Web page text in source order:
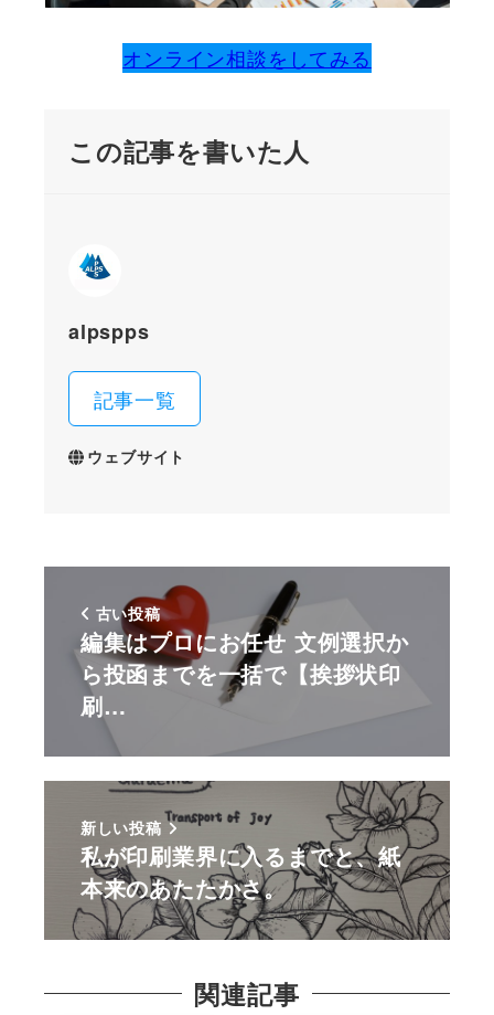
オンライン相談をしてみる
この記事を書いた人
alpspps
記事一覧
ウェブサイト
古い投稿
編集はプロにお任せ 文例選択か
ら投函までを一括で【挨拶状印
刷…
新しい投稿
私が印刷業界に入るまでと、紙
本来のあたたかさ。
関連記事